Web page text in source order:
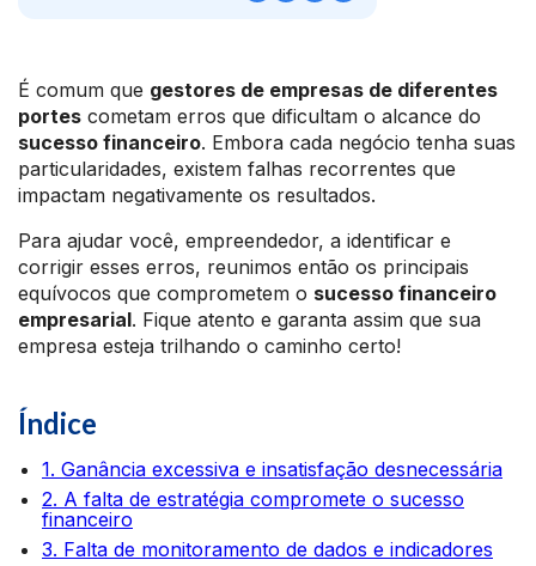
É comum que gestores de empresas de diferentes
portes cometam erros que dificultam o alcance do
sucesso financeiro. Embora cada negócio tenha suas
particularidades, existem falhas recorrentes que
impactam negativamente os resultados.
Para ajudar você, empreendedor, a identificar e
corrigir esses erros, reunimos então os principais
equívocos que comprometem o sucesso financeiro
empresarial. Fique atento e garanta assim que sua
empresa esteja trilhando o caminho certo!
Índice
1. Ganância excessiva e insatisfação desnecessária
2. A falta de estratégia compromete o sucesso
financeiro
3. Falta de monitoramento de dados e indicadores